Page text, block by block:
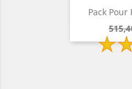
Rénover La Salle...